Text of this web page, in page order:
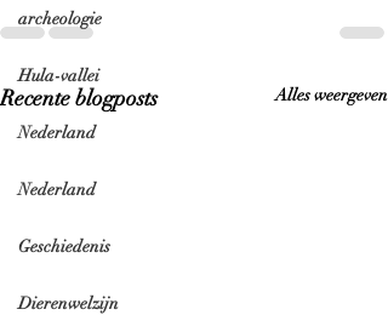
archeologie
Hula-vallei
Nederland
Nederland
Geschiedenis
Dierenwelzijn
Recente blogposts Alles weergeven